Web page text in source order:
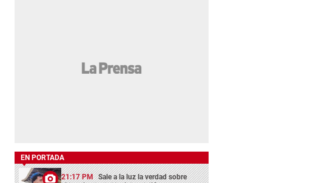
EN PORTADA
21:17 PM Sale a la luz la verdad sobre